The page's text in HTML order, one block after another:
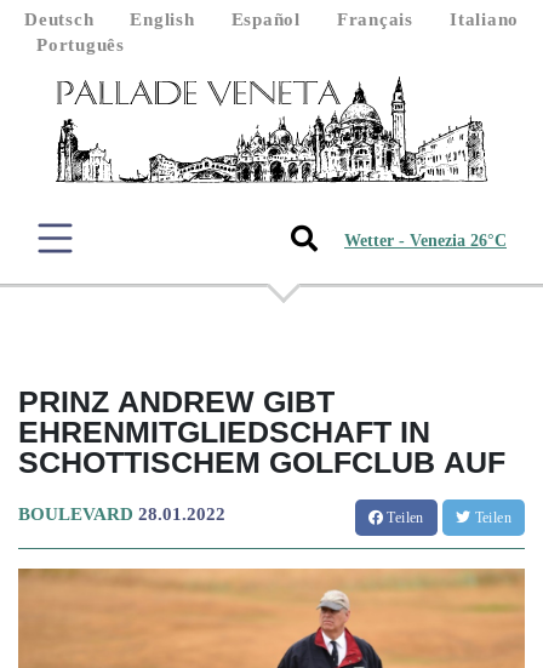
Deutsch English Español Français
Italiano
Português
Wetter - Venezia 26°C
PRINZ ANDREW GIBT
EHRENMITGLIEDSCHAFT IN
SCHOTTISCHEM GOLFCLUB AUF
BOULEVARD 28.01.2022 Teilen Teilen